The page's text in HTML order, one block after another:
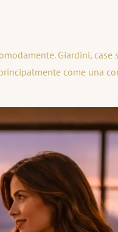
Giardini,
come una